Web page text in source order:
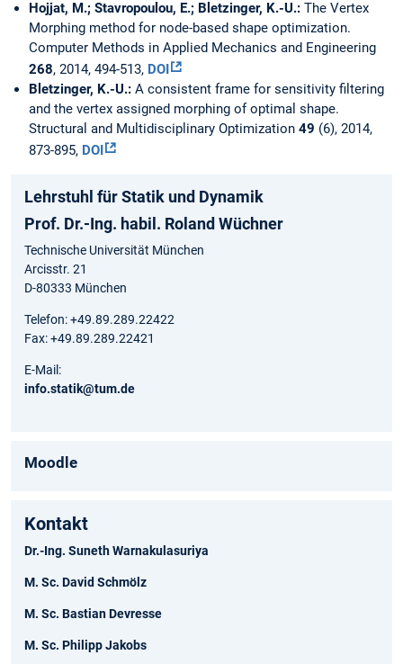
Hojjat, M.; Stavropoulou, E.; Bletzinger, K.-U.: The Vertex
Morphing method for node-based shape optimization.
Computer Methods in Applied Mechanics and Engineering
268, 2014, 494-513, DOI
Bletzinger, K.-U.: A consistent frame for sensitivity filtering
and the vertex assigned morphing of optimal shape.
Structural and Multidisciplinary Optimization 49 (6), 2014,
873-895, DOI
Lehrstuhl für Statik und Dynamik
Prof. Dr.-Ing. habil. Roland Wüchner
Technische Universität München
Arcisstr. 21
D-80333 München
Telefon: +49.89.289.22422
Fax: +49.89.289.22421
E-Mail:
info.statik@tum.de
Moodle
Kontakt
Dr.-Ing. Suneth Warnakulasuriya
M. Sc. David Schmölz
M. Sc. Bastian Devresse
M. Sc. Philipp Jakobs